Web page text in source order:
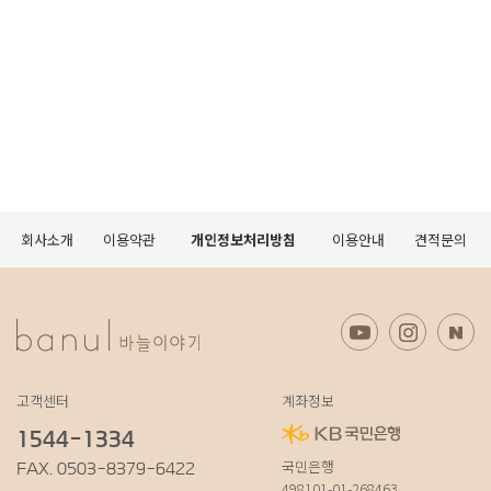
회사소개 이용약관 개인정보처리방침 이용안내 견적문의
고객센터
1544-1334
FAX. 0503-8379-6422
계좌정보
국민은행